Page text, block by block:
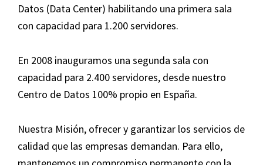
Datos (Data Center) habilitando una primera sala
con capacidad para 1.200 servidores.
En 2008 inauguramos una segunda sala con
capacidad para 2.400 servidores, desde nuestro
Centro de Datos 100% propio en España.
Nuestra Misión, ofrecer y garantizar los servicios de
calidad que las empresas demandan. Para ello,